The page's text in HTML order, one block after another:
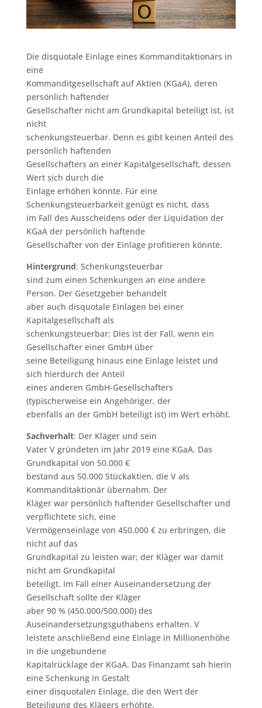
Die disquotale Einlage eines Kommanditaktionärs in
eine
Kommanditgesellschaft auf Aktien (KGaA), deren
persönlich haftender
Gesellschafter nicht am Grundkapital beteiligt ist, ist
nicht
schenkungsteuerbar. Denn es gibt keinen Anteil des
persönlich haftenden
Gesellschafters an einer Kapitalgesellschaft, dessen
Wert sich durch die
Einlage erhöhen könnte. Für eine
Schenkungsteuerbarkeit genügt es nicht, dass
im Fall des Ausscheidens oder der Liquidation der
KGaA der persönlich haftende
Gesellschafter von der Einlage profitieren könnte.
Hintergrund: Schenkungsteuerbar
sind zum einen Schenkungen an eine andere
Person. Der Gesetzgeber behandelt
aber auch disquotale Einlagen bei einer
Kapitalgesellschaft als
schenkungsteuerbar: Dies ist der Fall, wenn ein
Gesellschafter einer GmbH über
seine Beteiligung hinaus eine Einlage leistet und
sich hierdurch der Anteil
eines anderen GmbH-Gesellschafters
(typischerweise ein Angehöriger, der
ebenfalls an der GmbH beteiligt ist) im Wert erhöht.
Sachverhalt: Der Kläger und sein
Vater V gründeten im Jahr 2019 eine KGaA. Das
Grundkapital von 50.000 €
bestand aus 50.000 Stückaktien, die V als
Kommanditaktionär übernahm. Der
Kläger war persönlich haftender Gesellschafter und
verpflichtete sich, eine
Vermögenseinlage von 450.000 € zu erbringen, die
nicht auf das
Grundkapital zu leisten war; der Kläger war damit
nicht am Grundkapital
beteiligt. Im Fall einer Auseinandersetzung der
Gesellschaft sollte der Kläger
aber 90 % (450.000/500.000) des
Auseinandersetzungsguthabens erhalten. V
leistete anschließend eine Einlage in Millionenhöhe
in die ungebundene
Kapitalrücklage der KGaA. Das Finanzamt sah hierin
eine Schenkung in Gestalt
einer disquotalen Einlage, die den Wert der
Beteiligung des Klägers erhöhte.